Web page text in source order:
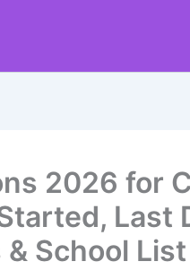
2026 for
Last
School List